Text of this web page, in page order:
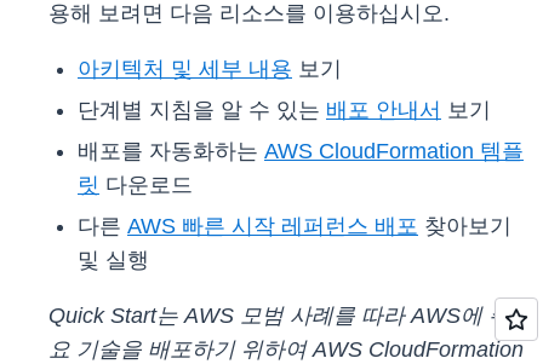
용해 보려면 다음 리소스를 이용하십시오.
아키텍처 및 세부 내용 보기
단계별 지침을 알 수 있는 배포 안내서 보기
배포를 자동화하는 AWS CloudFormation 템플
릿 다운로드
다른 AWS 빠른 시작 레퍼런스 배포 찾아보기
및 실행
Quick Start는 AWS 모범 사례를 따라 AWS에 주
요 기술을 배포하기 위하여 AWS CloudFormation